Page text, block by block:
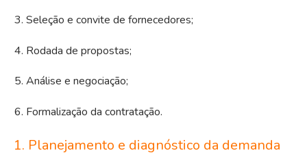
Seleção e convite de fornecedores;
Rodada de propostas;
Análise e negociação;
Formalização da contratação.
1. Planejamento e diagnóstico da demanda